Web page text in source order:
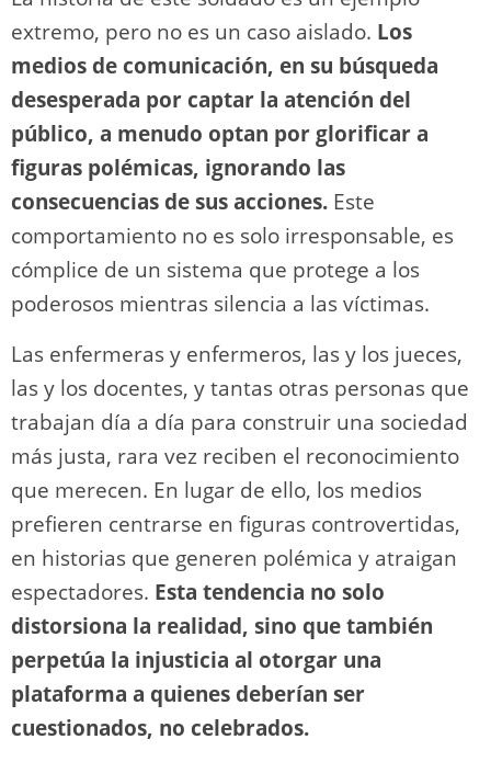
extremo, pero no es un caso aislado. Los
medios de comunicación, en su búsqueda
desesperada por captar la atención del
público, a menudo optan por glorificar a
figuras polémicas, ignorando las
consecuencias de sus acciones. Este
comportamiento no es solo irresponsable, es
cómplice de un sistema que protege a los
poderosos mientras silencia a las víctimas.
Las enfermeras y enfermeros, las y los jueces,
las y los docentes, y tantas otras personas que
trabajan día a día para construir una sociedad
más justa, rara vez reciben el reconocimiento
que merecen. En lugar de ello, los medios
prefieren centrarse en figuras controvertidas,
en historias que generen polémica y atraigan
espectadores. Esta tendencia no solo
distorsiona la realidad, sino que también
perpetúa la injusticia al otorgar una
plataforma a quienes deberían ser
cuestionados, no celebrados.